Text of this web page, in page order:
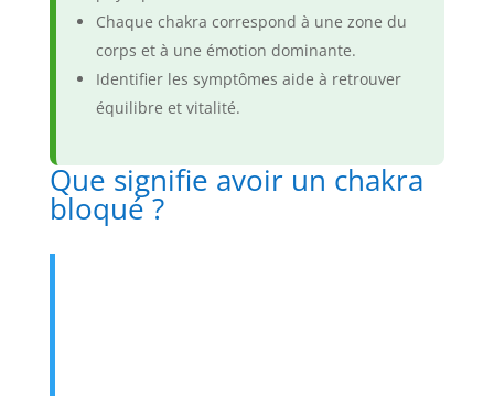
Chaque chakra correspond à une zone du
corps et à une émotion dominante.
Identifier les symptômes aide à retrouver
équilibre et vitalité.
Que signifie avoir un chakra
bloqué ?